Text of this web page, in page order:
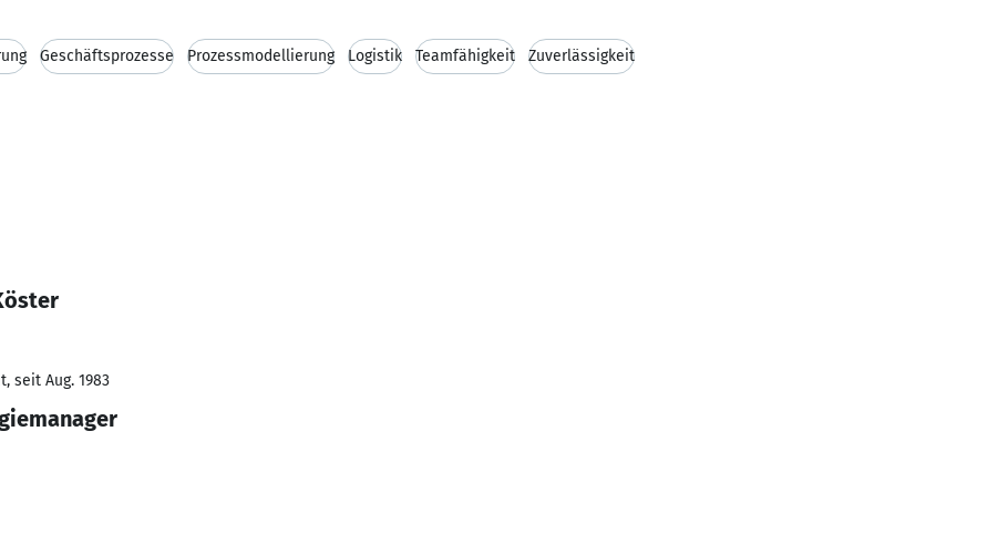
Geschäftsprozesse Prozessmodellierung Logistik Teamfähigkeit Zuverlässigkeit
seit Aug. 1983